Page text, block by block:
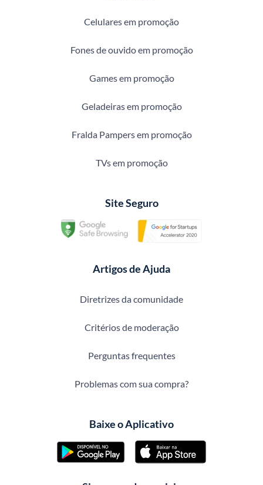
Celulares em promoção
Fones de ouvido em promoção
Games em promoção
Geladeiras em promoção
Fralda Pampers em promoção
TVs em promoção
Site Seguro
Artigos de Ajuda
Diretrizes da comunidade
Critérios de moderação
Perguntas frequentes
Problemas com sua compra?
Baixe o Aplicativo